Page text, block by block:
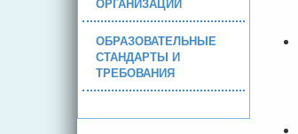
ОБРАЗОВАТЕЛЬНЫЕ
СТАНДАРТЫ И
ТРЕБОВАНИЯ